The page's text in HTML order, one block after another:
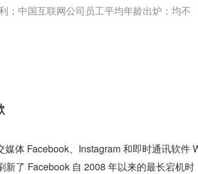
；中国互联网公司员工平均年龄出炉：均不
体 Facebook、Instagram 和即时通讯软件
了 Facebook 自 2008 年以来的最长宕机时